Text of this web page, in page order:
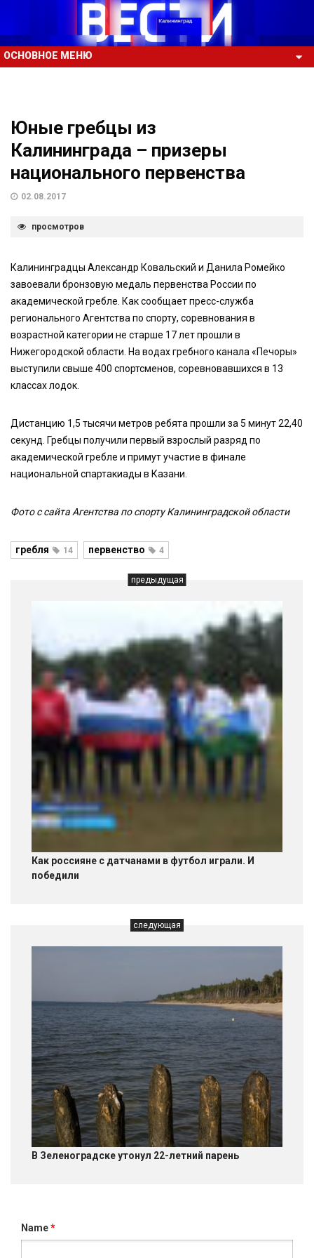
ОСНОВНОЕ МЕНЮ
Юные гребцы из
Калининграда – призеры
национального первенства
02.08.2017
просмотров
Калининградцы Александр Ковальский и Данила Ромейко
завоевали бронзовую медаль первенства России по
академической гребле. Как сообщает пресс-служба
регионального Агентства по спорту, соревнования в
возрастной категории не старше 17 лет прошли в
Нижегородской области. На водах гребного канала «Печоры»
выступили свыше 400 спортсменов, соревновавшихся в 13
классах лодок.
Дистанцию 1,5 тысячи метров ребята прошли за 5 минут 22,40
секунд. Гребцы получили первый взрослый разряд по
академической гребле и примут участие в финале
национальной спартакиады в Казани.
Фото с сайта Агентства по спорту Калининградской области
гребля 14 первенство 4
предыдущая
Как россияне с датчанами в футбол играли. И
победили
следующая
В Зеленоградске утонул 22-летний парень
Name*